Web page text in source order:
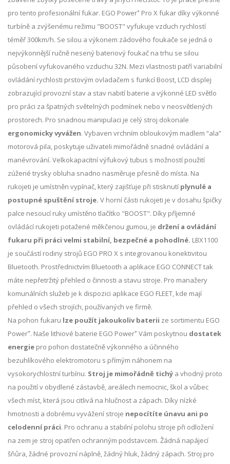
pro tento profesionální fukar. EGO Power+ Pro X fukar díky výkonné
turbíně a zvýšenému režimu "BOOST" vyfukuje vzduch rychlostí
téměř 300km/h. Se silou a výkonem zádového foukače se jedná o
nejvýkonnější ručně nesený bateriový foukač na trhu se silou
působení vyfukovaného vzduchu 32N. Mezi vlastnosti patří variabilní
ovládání rychlosti prstovým ovladačem s funkcí Boost, LCD displej
zobrazující provozní stav a stav nabití baterie a výkonné LED světlo
pro práci za špatných světelných podmínek nebo v neosvětlených
prostorech. Pro snadnou manipulaci je celý stroj dokonale
ergonomicky vyvážen. Vybaven vrchním obloukovým madlem “ala”
motorová pila, poskytuje uživateli mimořádně snadné ovládání a
manévrování. Velkokapacitní výfukový tubus s možností použití
zúžené trysky obluha snadno nasměruje přesně do místa. Na
rukojeti je umístněn vypínač, který zajišťuje při stisknutí plynulé a
postupné spuštění stroje. V horní části rukojeti je v dosahu špičky
palce nesoucí ruky umístěno tlačítko "BOOST". Díky příjemné
ovládácí rukojeti potažené měkčenou gumou, je držení a ovládání
fukaru při práci velmi stabilní, bezpečné a pohodlné. LBX1100
je součástí rodiny strojů EGO PRO X s integrovanou konektivitou
Bluetooth. Prostřednictvím Bluetooth a aplikace EGO CONNECT tak
máte nepřetržitý přehled o činnosti a stavu stroje. Pro manažery
komunálních služeb je k dispozici aplikace EGO FLEET, kde mají
přehled o všech strojích, používaných ve firmě.
Na pohon fukaru lze použít jakoukoliv baterii ze sortimentu EGO
Power+. Naše lithiové baterie EGO Power+ Vám poskytnou dostatek
energie pro pohon dostatečně výkonného a účinného
bezuhlíkového elektromotoru s přímým náhonem na
vysokorychlostní turbínu. Stroj je mimořádně tichý a vhodný proto
na použití v obydlené zástavbě, areálech nemocnic, škol a vůbec
všech míst, která jsou citlivá na hlučnost a zápach. Díky nízké
hmotnosti a dobrému vyvážení stroje nepocítíte únavu ani po
celodenní práci. Pro ochranu a stabilní polohu stroje při odložení
na zem je stroj opatřen ochranným podstavcem. Žádná napájecí
šňůra, žádné provozní náplně, žádný hluk, žádný zápach. Stroj pro